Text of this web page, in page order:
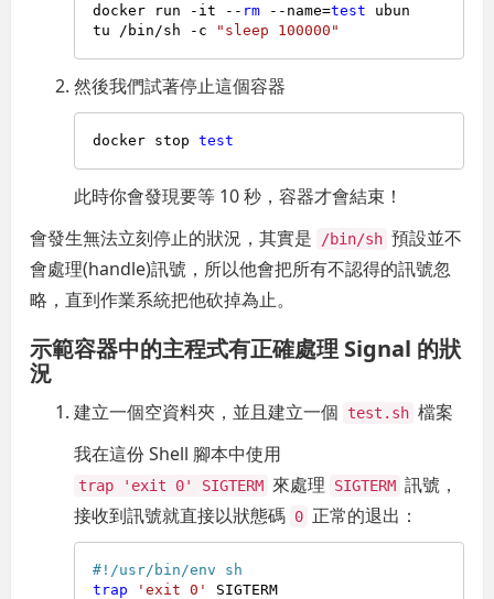
docker run -it -- rm --name=test ubun
tu /bin/sh -c
"sleep 100000"
然後我們試著停止這個容器
docker stop test
此時你會發現要等 10 秒，容器才會結束！
會發生無法立刻停止的狀況，其實是
/bin/sh 預設並不
會處理(handle)訊號，所以他會把所有不認得的訊號忽
略，直到作業系統把他砍掉為止。
示範容器中的主程式有正確處理 Signal 的狀
況
建立一個空資料夾，並且建立一個 test.sh 檔案
我在這份 Shell 腳本中使用
trap 'exit 0' SIGTERM 來處理 SIGTERM 訊號，
接收到訊號就直接以狀態碼 0 正常的退出：
#!/usr/bin/env sh
trap
'exit 0'